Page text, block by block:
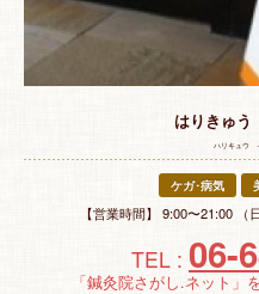
はりきゅ
ハリキュウ
ケガ･病気
【営業時間】 9:00〜21:00
TEL : 06-
「鍼灸院さがし.ネット」